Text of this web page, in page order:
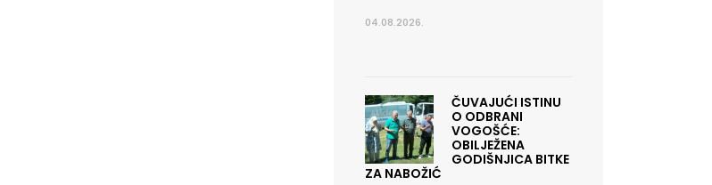
04.08.2026.
ČUVAJUĆI ISTINU
O ODBRANI
VOGOŠĆE:
OBILJEŽENA
GODIŠNJICA BITKE
ZA NABOŽIĆ